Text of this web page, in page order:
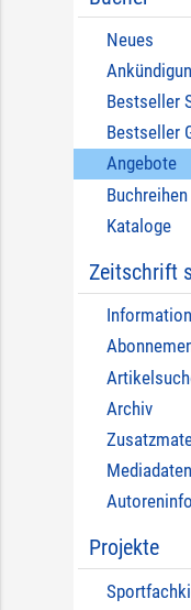
Neues
Bestseller
Bestseller
Angebote
Buchreihen
Kataloge
Zeitschrift
Archiv
Mediadaten
Projekte